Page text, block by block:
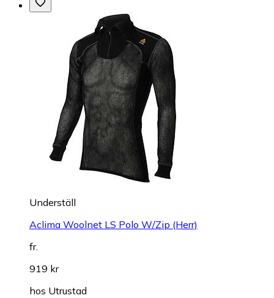
Underställ
Aclima Woolnet LS Polo W/Zip (Herr)
fr.
919 kr
hos Utrustad